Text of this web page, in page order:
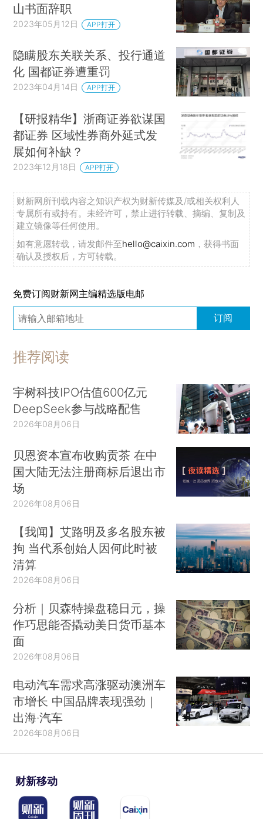
山书面辞职
2023年05月12日 APP打开
隐瞒股东关联关系、投行通道
化 国都证券遭重罚
2023年04月14日 APP打开
【研报精华】浙商证券欲谋国
都证券 区域性券商外延式发
展如何补缺？
2023年12月18日 APP打开
财新网所刊载内容之知识产权为财新传媒及/或相关权利人
专属所有或持有。未经许可，禁止进行转载、摘编、复制及
建立镜像等任何使用。
如有意愿转载，请发邮件至hello@caixin.com ，获得书面
确认及授权后，方可转载。
免费订阅财新网主编精选版电邮
订阅
推荐阅读
宇树科技IPO估值600亿元
DeepSeek参与战略配售
2026年08月06日
贝恩资本宣布收购贡茶 在中
国大陆无法注册商标后退出市
场
2026年08月06日
【我闻】艾路明及多名股东被
拘 当代系创始人因何此时被
清算
2026年08月06日
分析｜贝森特操盘稳日元，操
作巧思能否撬动美日货币基本
面
2026年08月06日
电动汽车需求高涨驱动澳洲车
市增长 中国品牌表现强劲｜
出海·汽车
2026年08月06日
财新移动